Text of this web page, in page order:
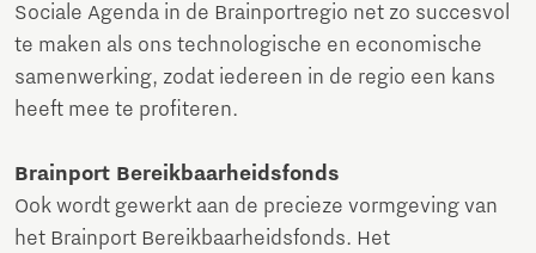
Sociale Agenda in de Brainportregio net zo succesvol
te maken als ons technologische en economische
samenwerking, zodat iedereen in de regio een kans
heeft mee te profiteren.
Brainport Bereikbaarheidsfonds
Ook wordt gewerkt aan de precieze vormgeving van
het Brainport Bereikbaarheidsfonds. Het